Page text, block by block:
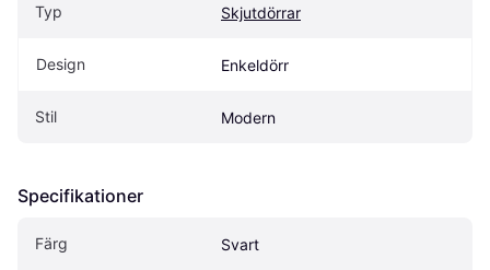
Typ Skjutdörrar
Design Enkeldörr
Stil Modern
Specifikationer
Färg Svart